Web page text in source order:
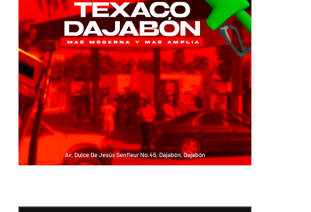
Los combustibles suben entre 6
y 4 pesos...
04/03/2022
El país preside el Centro
Latinoamericano de
Administración...
18/12/2021